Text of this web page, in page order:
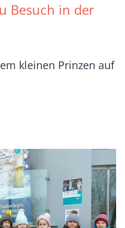
Besuch in der
kleinen Prinzen auf